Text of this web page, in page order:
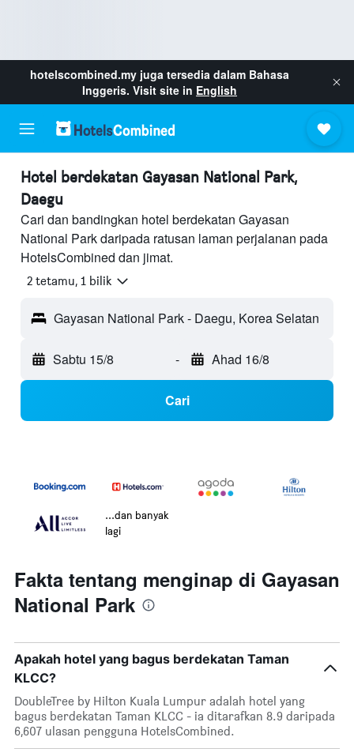
hotelscombined.my juga tersedia dalam Bahasa
Inggeris. Visit site in English
Hotel berdekatan Gayasan National Park,
Daegu
Cari dan bandingkan hotel berdekatan Gayasan
National Park daripada ratusan laman perjalanan pada
HotelsCombined dan jimat.
2 tetamu, 1 bilik
Gayasan National Park - Daegu, Korea Selatan
Sabtu 15/8 - Ahad 16/8
Cari
...dan banyak
lagi
Fakta tentang menginap di Gayasan
National Park
Apakah hotel yang bagus berdekatan Taman
KLCC?
DoubleTree by Hilton Kuala Lumpur adalah hotel yang
bagus berdekatan Taman KLCC - ia ditarafkan 8.9 daripada
6,607 ulasan pengguna HotelsCombined.